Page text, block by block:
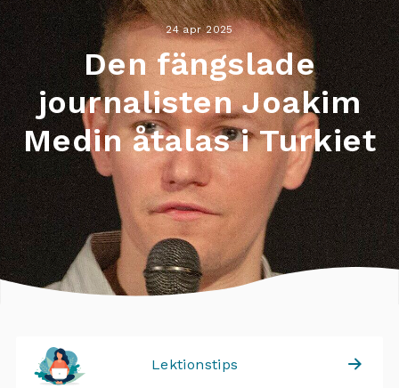
24 apr 2025
Den fängslade
journalisten Joakim
Medin åtalas i Turkiet
Lektionstips